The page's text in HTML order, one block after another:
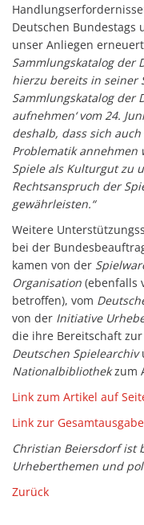
Deutschen
unser Anliegen
Sammlungskatalog der
hierzu bereits in seiner
Sammlungskatalog der
aufnehmen‘ vom 24.
deshalb, dass sich
Problematik annehmen
Spiele als Kulturgut zu
Rechtsanspruch der
gewährleisten.“
Weitere
bei der
kamen von der
Organisation (ebenfalls
betroffen), vom
von der Initiative
die ihre Bereitschaft
Deutschen Spielearchiv
Nationalbibliothekzum
Link zum Artikel auf
Link zur
Christian Beiersdorf ist
Urheberthemen und
Zurück